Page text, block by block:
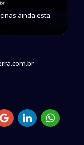
ainda esta